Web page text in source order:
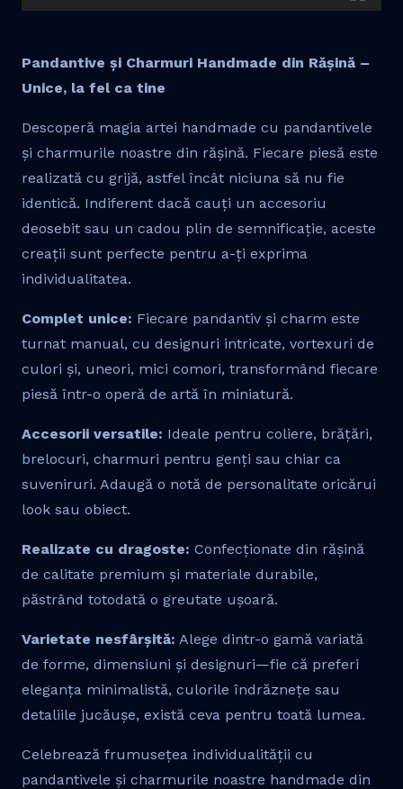
Pandantive și Charmuri Handmade din Rășină –
Unice, la fel ca tine
Descoperă magia artei handmade cu pandantivele
și charmurile noastre din rășină. Fiecare piesă este
realizată cu grijă, astfel încât niciuna să nu fie
identică. Indiferent dacă cauți un accesoriu
deosebit sau un cadou plin de semnificație, aceste
creații sunt perfecte pentru a-ți exprima
individualitatea.
Complet unice: Fiecare pandantiv și charm este
turnat manual, cu designuri intricate, vortexuri de
culori și, uneori, mici comori, transformând fiecare
piesă într-o operă de artă în miniatură.
Accesorii versatile: Ideale pentru coliere, brățări,
brelocuri, charmuri pentru genți sau chiar ca
suveniruri. Adaugă o notă de personalitate oricărui
look sau obiect.
Realizate cu dragoste: Confecționate din rășină
de calitate premium și materiale durabile,
păstrând totodată o greutate ușoară.
Varietate nesfârșită: Alege dintr-o gamă variată
de forme, dimensiuni și designuri—fie că preferi
eleganța minimalistă, culorile îndrăznețe sau
detaliile jucăușe, există ceva pentru toată lumea.
Celebrează frumusețea individualității cu
pandantivele și charmurile noastre handmade din